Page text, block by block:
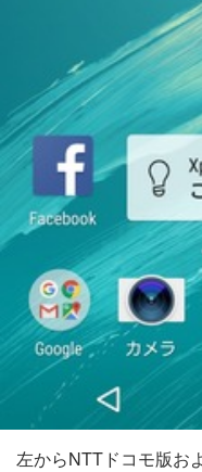
左からNTTドコモ版お